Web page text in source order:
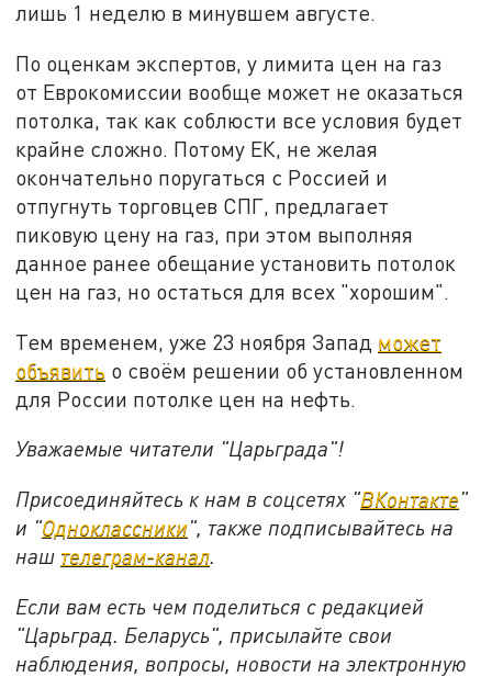
лишь 1 неделю в минувшем августе.
По оценкам экспертов, у лимита цен на газ
от Еврокомиссии вообще может не оказаться
потолка, так как соблюсти все условия будет
крайне сложно. Потому ЕК, не желая
окончательно поругаться с Россией и
отпугнуть торговцев СПГ, предлагает
пиковую цену на газ, при этом выполняя
данное ранее обещание установить потолок
цен на газ, но остаться для всех "хорошим".
Тем временем, уже 23 ноября Запад может
объявить о своём решении об установленном
для России потолке цен на нефть.
Уважаемые читатели "Царьграда"!
Присоединяйтесь к нам в соцсетях "ВКонтакте"
и "Одноклассники", также подписывайтесь на
наш телеграм-канал.
Если вам есть чем поделиться с редакцией
"Царьград. Беларусь", присылайте свои
наблюдения, вопросы, новости на электронную